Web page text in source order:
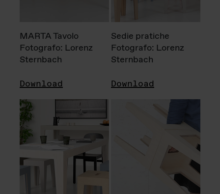
MARTA Tavolo
Fotografo: Lorenz
Sternbach
Download
Sedie pratiche
Fotografo: Lorenz
Sternbach
Download